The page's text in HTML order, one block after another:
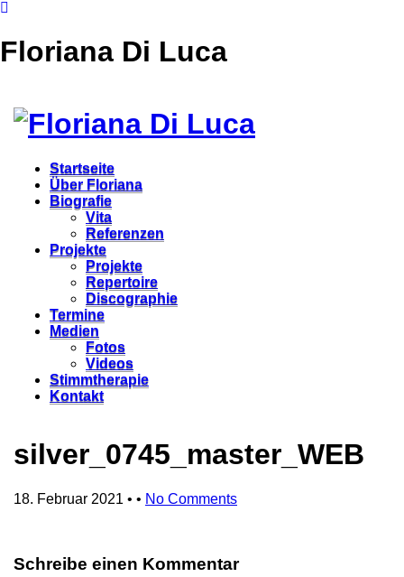
Floriana Di Luca
Startseite
Über Floriana
Biografie
Vita
Referenzen
Projekte
Projekte
Repertoire
Discographie
Termine
Medien
Fotos
Videos
Stimmtherapie
Kontakt
silver_0745_master_WEB
18. Februar 2021 • • No Comments
Schreibe einen Kommentar